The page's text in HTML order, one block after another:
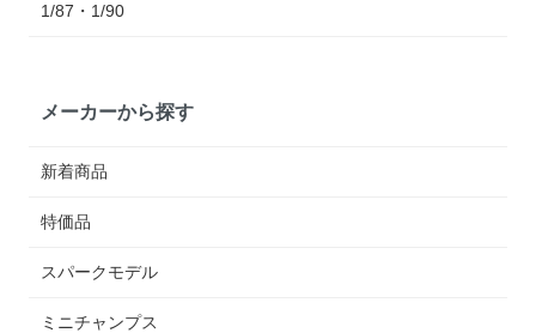
1/87・1/90
メーカーから探す
新着商品
特価品
スパークモデル
ミニチャンプス